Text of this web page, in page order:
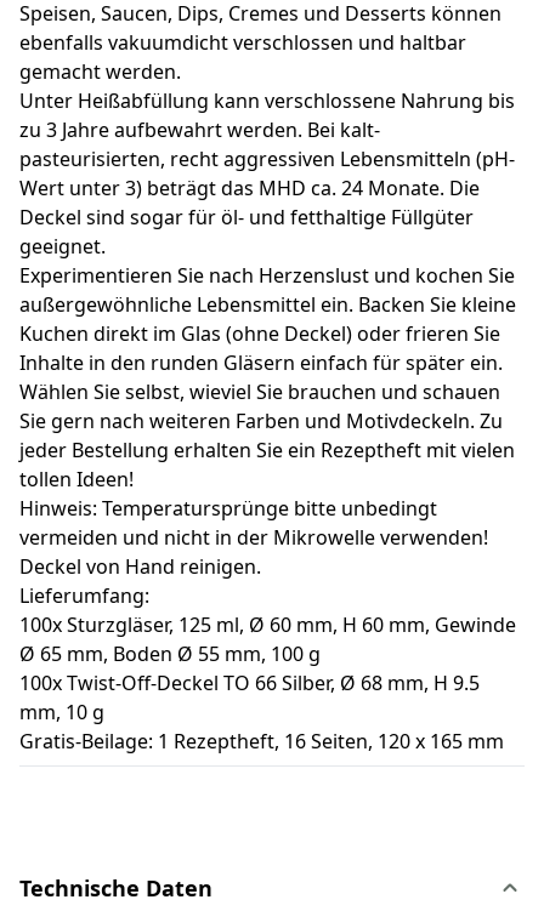
Speisen, Saucen, Dips, Cremes und Desserts können
ebenfalls vakuumdicht verschlossen und haltbar
gemacht werden.
Unter Heißabfüllung kann verschlossene Nahrung bis
zu 3 Jahre aufbewahrt werden. Bei kalt-
pasteurisierten, recht aggressiven Lebensmitteln (pH-
Wert unter 3) beträgt das MHD ca. 24 Monate. Die
Deckel sind sogar für öl- und fetthaltige Füllgüter
geeignet.
Experimentieren Sie nach Herzenslust und kochen Sie
außergewöhnliche Lebensmittel ein. Backen Sie kleine
Kuchen direkt im Glas (ohne Deckel) oder frieren Sie
Inhalte in den runden Gläsern einfach für später ein.
Wählen Sie selbst, wieviel Sie brauchen und schauen
Sie gern nach weiteren Farben und Motivdeckeln. Zu
jeder Bestellung erhalten Sie ein Rezeptheft mit vielen
tollen Ideen!
Hinweis: Temperatursprünge bitte unbedingt
vermeiden und nicht in der Mikrowelle verwenden!
Deckel von Hand reinigen.
Lieferumfang:
100x Sturzgläser, 125 ml, Ø 60 mm, H 60 mm, Gewinde
Ø 65 mm, Boden Ø 55 mm, 100 g
100x Twist-Off-Deckel TO 66 Silber, Ø 68 mm, H 9.5
mm, 10 g
Gratis-Beilage: 1 Rezeptheft, 16 Seiten, 120 x 165 mm
Technische Daten